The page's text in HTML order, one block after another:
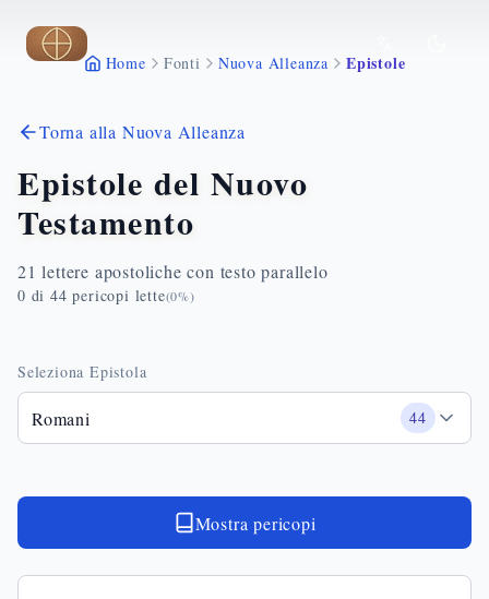
Vai al contenuto principale
Home Fonti Nuova Alleanza Epistole
Torna alla Nuova Alleanza
Epistole del Nuovo
Testamento
21 lettere apostoliche con testo parallelo
0 di 44 pericopi lette(0%)
Seleziona Epistola
Romani 44
Mostra pericopi